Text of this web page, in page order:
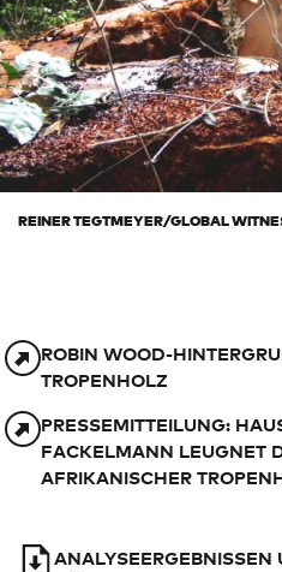
REINER TEGTMEYER/GLOBAL
ROBIN WOOD-
TROPENHOLZ
PRESSEMITTEILUNG:
FACKELMANN LEUGNET
AFRIKANISCHER
ANALYSEERGEBNISSEN